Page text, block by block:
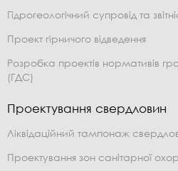
Гідрогеологічний супровід та
Проект гірничого відведення
Розробка проектів нормативів
(ГДС)
Проектування свердловин
Ліквідаційний тампонаж
Проектування зон санітарної